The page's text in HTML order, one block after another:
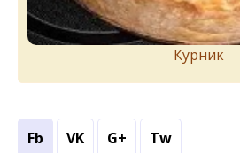
Курник
Fb VK G+ Tw